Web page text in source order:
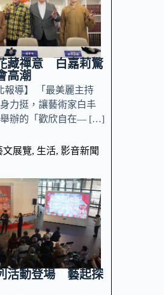
藏禪意 白嘉莉驚
高潮
報導】 「最美麗主持
力挺，讓藝術家白丰
舉辦的「歡欣自在— […]
文展覽, 生活, 影音新聞
活動登場 藝起探